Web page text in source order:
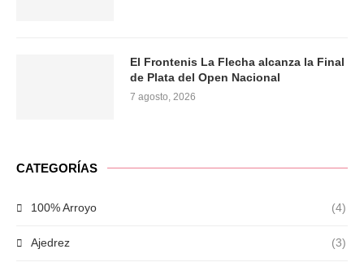
El Frontenis La Flecha alcanza la Final
de Plata del Open Nacional
7 agosto, 2026
CATEGORÍAS
100% Arroyo (4)
Ajedrez (3)